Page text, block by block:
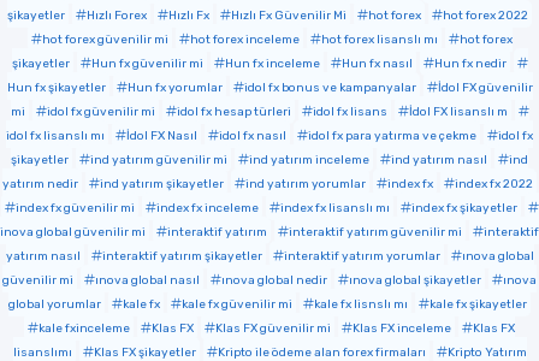
şikayetler
Hızlı Forex Hızlı Fx Hızlı Fx Güvenilir Mi hot forex
hot forex 2022
hot forex güvenilir mi
hot forex inceleme hot forex lisanslı mı
hot forex
şikayetler
Hun fx güvenilir mi Hun fx inceleme Hun fx nasıl
Hun fx nedir
Hun fx şikayetler
Hun fx yorumlar idol fx bonus ve kampanyalar
İdol FX güvenilir
mi
idol fx güvenilir mi idol fx hesap türleri idol fx lisans
İdol FX lisanslı m
idol fx lisanslı mı
İdol FX Nasıl idol fx nasıl idol fx para yatırma ve çekme
idol fx
şikayetler
ind yatırım güvenilir mi ind yatırım inceleme ind yatırım nasıl
ind
yatırım nedir
ind yatırım şikayetler ind yatırım yorumlar index fx
index fx 2022
index fx güvenilir mi
index fx inceleme index fx lisanslı mı
index fx şikayetler
inova global güvenilir mi
interaktif yatırım interaktif yatırım güvenilir mi
interaktif
yatırım nasıl
interaktif yatırım şikayetler interaktif yatırım yorumlar
ınova global
güvenilir mi
ınova global nasıl ınova global nedir ınova global şikayetler
ınova
global yorumlar
kale fx kale fx güvenilir mi kale fx lisnslı mı
kale fx şikayetler
kale fxinceleme
Klas FX Klas FX güvenilir mi Klas FX inceleme
Klas FX
lisanslımı
Klas FX şikayetler Kripto ile ödeme alan forex firmaları
Kripto Yatırım